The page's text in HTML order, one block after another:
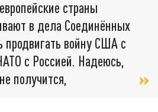
страны
в дела Соединённых
продвигать войну США с
с Россией. Надеюсь,
получится,